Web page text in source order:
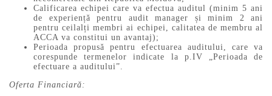
Calificarea echipei care va efectua auditul (minim 5 ani
de experiență pentru audit manager și minim 2 ani
pentru ceilalți membri ai echipei, calitatea de membru al
ACCA va constitui un avantaj);
Perioada propusă pentru efectuarea auditului, care va
corespunde termenelor indicate la p.IV „Perioada de
efectuare a auditului”.
Oferta Financiară: